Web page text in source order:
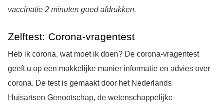
vaccinatie 2 minuten goed afdrukken.
Zelftest: Corona-vragentest
Heb ik corona, wat moet ik doen? De corona-vragentest
geeft u op een makkelijke manier informatie en advies over
corona. De test is gemaakt door het Nederlands
Huisartsen Genootschap, de wetenschappelijke